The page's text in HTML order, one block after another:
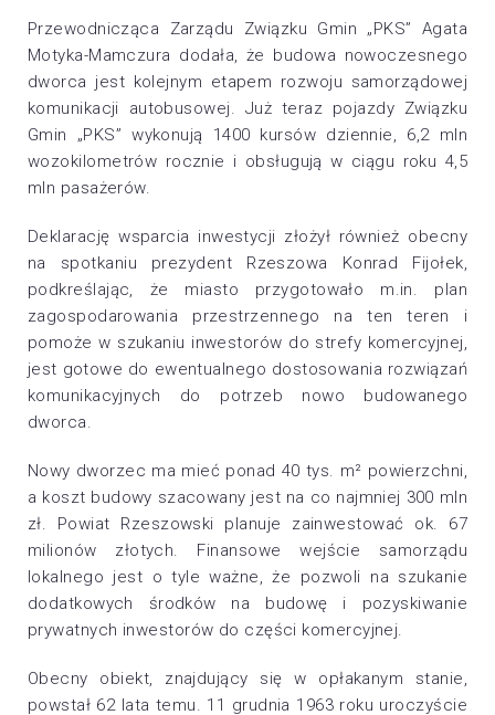
Przewodnicząca Zarządu Związku Gmin „PKS” Agata
Motyka-Mamczura dodała, że budowa nowoczesnego
dworca jest kolejnym etapem rozwoju samorządowej
komunikacji autobusowej. Już teraz pojazdy Związku
Gmin „PKS” wykonują 1400 kursów dziennie, 6,2 mln
wozokilometrów rocznie i obsługują w ciągu roku 4,5
mln pasażerów.
Deklarację wsparcia inwestycji złożył również obecny
na spotkaniu prezydent Rzeszowa Konrad Fijołek,
podkreślając, że miasto przygotowało m.in. plan
zagospodarowania przestrzennego na ten teren i
pomoże w szukaniu inwestorów do strefy komercyjnej,
jest gotowe do ewentualnego dostosowania rozwiązań
komunikacyjnych do potrzeb nowo budowanego
dworca.
Nowy dworzec ma mieć ponad 40 tys. m² powierzchni,
a koszt budowy szacowany jest na co najmniej 300 mln
zł. Powiat Rzeszowski planuje zainwestować ok. 67
milionów złotych. Finansowe wejście samorządu
lokalnego jest o tyle ważne, że pozwoli na szukanie
dodatkowych środków na budowę i pozyskiwanie
prywatnych inwestorów do części komercyjnej.
Obecny obiekt, znajdujący się w opłakanym stanie,
powstał 62 lata temu. 11 grudnia 1963 roku uroczyście